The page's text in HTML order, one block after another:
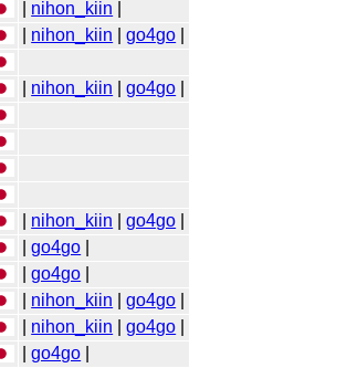
nihon_kiin
nihon_kiin |go4go
nihon_kiin |go4go
nihon_kiin |go4go
|go4go
|go4go
nihon_kiin |go4go
nihon_kiin |go4go
|go4go